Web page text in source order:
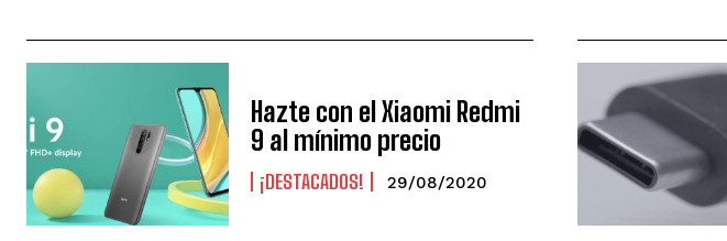
Hazte con el Xiaomi Redmi
9 al mínimo precio
¡DESTACADOS! 29/08/2020